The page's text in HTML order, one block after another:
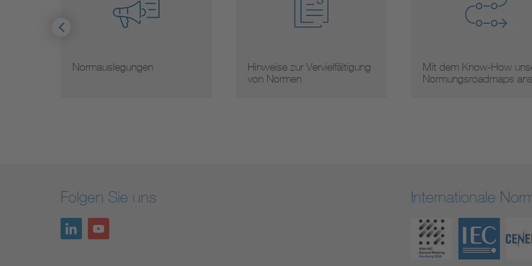
Normauslegungen
Hinweise zur Vervielfältigung
von Normen
Mit dem Know-How
Normungsroadmaps
Folgen Sie uns Internationale